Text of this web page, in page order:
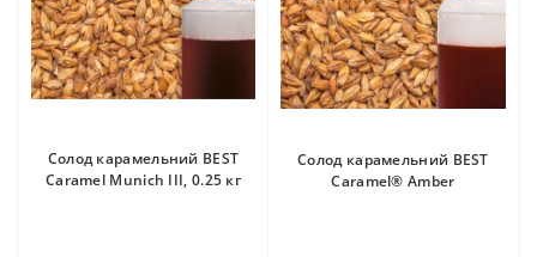
Солод карамельний BEST
Caramel Munich III, 0.25 кг
Солод карамельний BEST
Caramel® Amber